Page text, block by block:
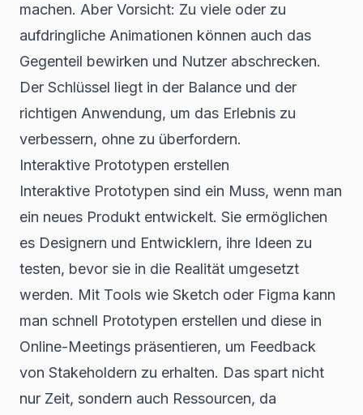
machen. Aber Vorsicht: Zu viele oder zu
aufdringliche Animationen können auch das
Gegenteil bewirken und Nutzer abschrecken.
Der Schlüssel liegt in der Balance und der
richtigen Anwendung, um das Erlebnis zu
verbessern, ohne zu überfordern.
Interaktive Prototypen erstellen
Interaktive Prototypen sind ein Muss, wenn man
ein neues Produkt entwickelt. Sie ermöglichen
es Designern und Entwicklern, ihre Ideen zu
testen, bevor sie in die Realität umgesetzt
werden. Mit Tools wie Sketch oder Figma kann
man schnell Prototypen erstellen und diese in
Online-Meetings präsentieren, um Feedback
von Stakeholdern zu erhalten. Das spart nicht
nur Zeit, sondern auch Ressourcen, da